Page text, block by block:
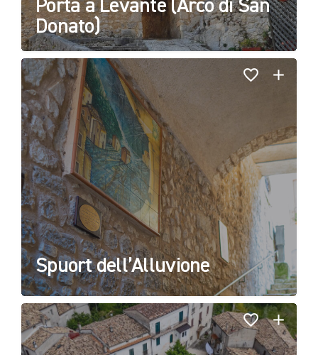
Porta a Levante (Arco di San
Donato)
Spuort dell’Alluvione